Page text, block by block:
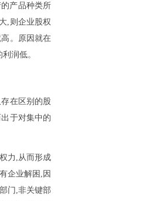
产品种类所
,则企业股权
。原因就在
润低。
在区别的股
于对集中的
力,从而形成
企业解困,因
门,非关键部